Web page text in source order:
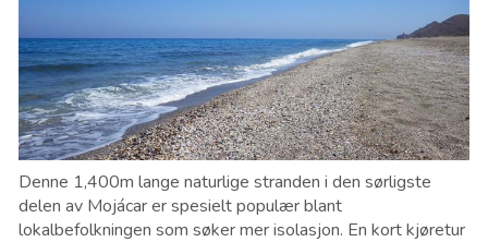
Denne 1,400m lange naturlige stranden i den sørligste
delen av Mojácar er spesielt populær blant
lokalbefolkningen som søker mer isolasjon. En kort kjøretur